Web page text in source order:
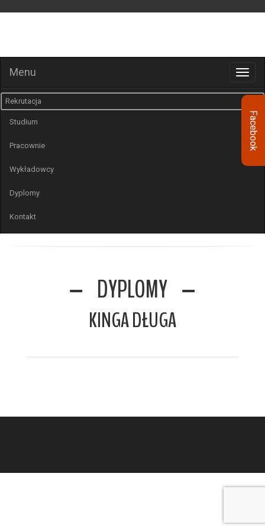
Facebook
Menu
Rekrutacja
Studium
Pracownie
Wykładowcy
Dyplomy
Kontakt
DYPLOMY
KINGA DŁUGA